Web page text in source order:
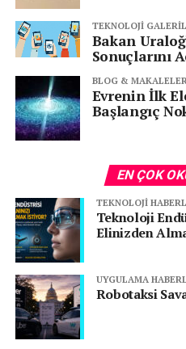
Senin
3 1
KATEGORİLER: |Blog &
|Teknoloji Galerileri|
ETIKETLER:
BILGI PAYLAŞIMI
GOOGLE HARITALAR
HIZ RADARLARI
HIZ TUZAĞI
NAVIGASYON UYGULAMALARI
ŞERIT KAPATMA
TRAFIK KAZALARI
TEKNOLOJI
Bakan
Sonuçlarını
BLOG &
Evrenin İlk
Başlangıç
EN ÇOK
TEKNOLOJI
Teknoloji
Elinizden
UYGULAMA
Robotaksi